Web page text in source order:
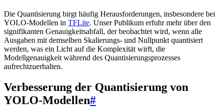
Die Quantisierung birgt häufig Herausforderungen, insbesondere bei
YOLO-Modellen in TFLite. Unser Publikum erfuhr mehr über den
signifikanten Genauigkeitsabfall, der beobachtet wird, wenn alle
Ausgaben mit demselben Skalierungs- und Nullpunkt quantisiert
werden, was ein Licht auf die Komplexität wirft, die
Modellgenauigkeit während des Quantisierungsprozesses
aufrechtzuerhalten.
Verbesserung der Quantisierung von
YOLO-Modellen#